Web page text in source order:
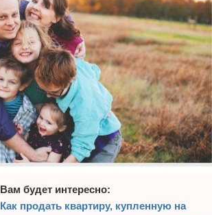
Вам будет интересно:
Как продать квартиру, купленную на